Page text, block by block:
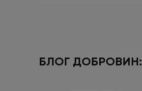
БЛОГ ДОБРОВИН: